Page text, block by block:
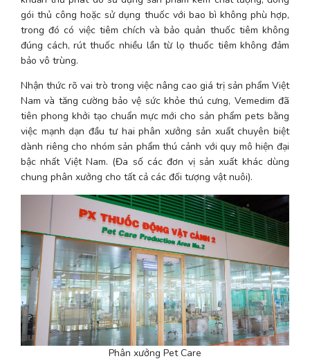
gói thủ công hoặc sử dụng thuốc với bao bì không phù hợp,
trong đó có việc tiêm chích và bảo quản thuốc tiêm không
đúng cách, rút thuốc nhiều lần từ lọ thuốc tiêm không đảm
bảo vô trùng.
Nhận thức rõ vai trò trong việc nâng cao giá trị sản phẩm Việt
Nam và tăng cường bảo vệ sức khỏe thú cưng, Vemedim đã
tiên phong khởi tạo chuẩn mực mới cho sản phẩm pets bằng
việc mạnh dạn đầu tư hai phân xưởng sản xuất chuyên biệt
dành riêng cho nhóm sản phẩm thú cảnh với quy mô hiện đại
bậc nhất Việt Nam. (Đa số các đơn vị sản xuất khác dùng
chung phân xưởng cho tất cả các đối tượng vật nuôi).
Phân xưởng Pet Care